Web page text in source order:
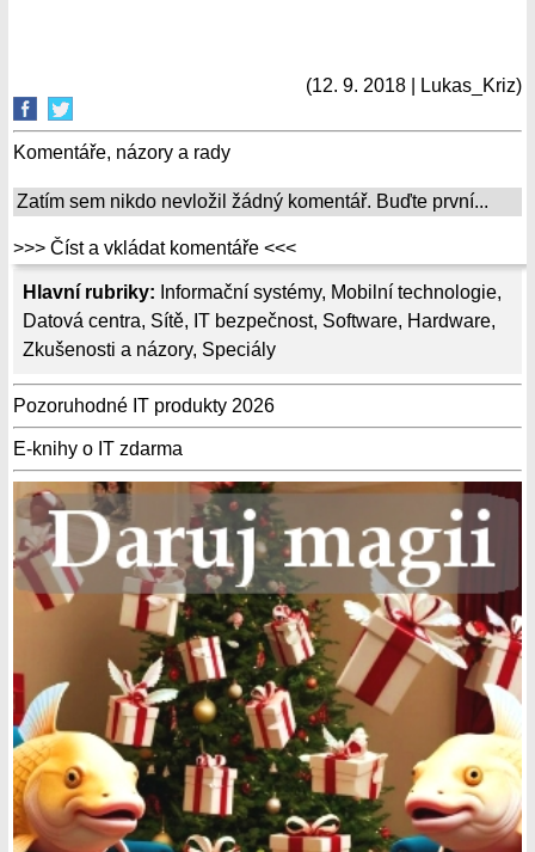
Hlavní rubriky: Informační systémy, Mobilní technologie,
Datová centra, Sítě, IT bezpečnost, Software, Hardware,
Zkušenosti a názory, Speciály
Pozoruhodné IT produkty 2026
E-knihy o IT zdarma
(12. 9. 2018 | Lukas_Kriz)
Komentáře, názory a rady
Zatím sem nikdo nevložil žádný komentář. Buďte první...
>>> Číst a vkládat komentáře <<<